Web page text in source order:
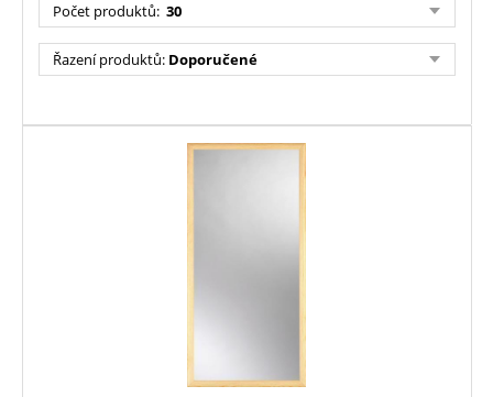
Počet produktů: 30
Řazení produktů: Doporučené